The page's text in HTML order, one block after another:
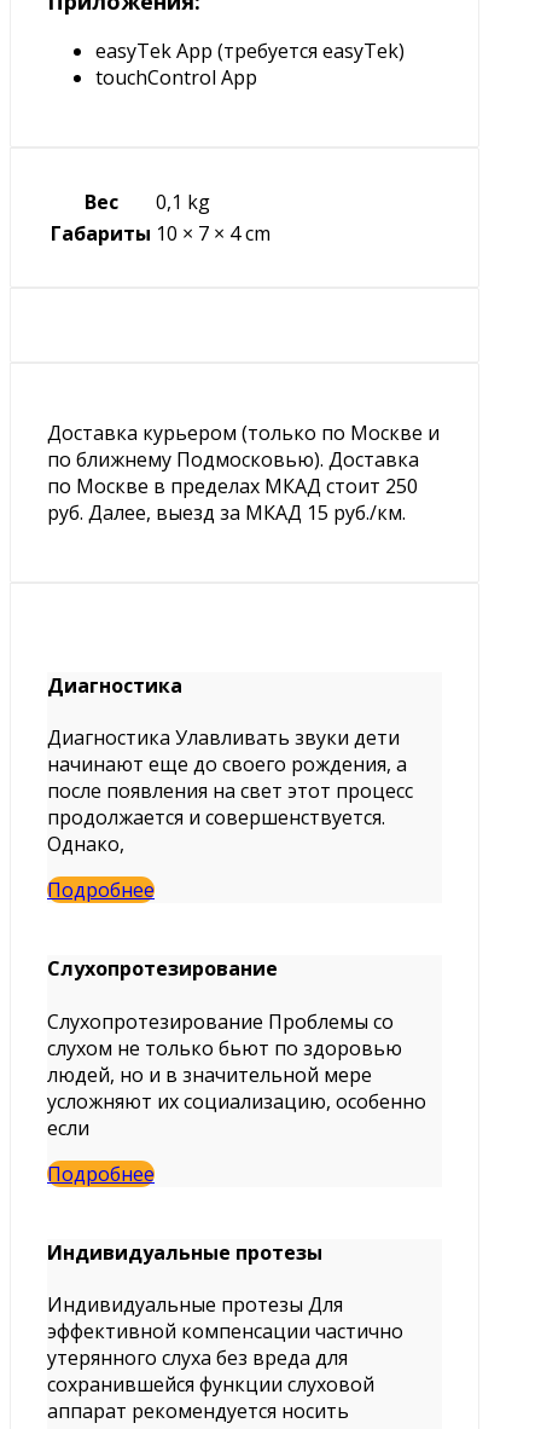
easyTek App (требуется easyTek)
touchControl App
Вес
0,1 kg
Габариты 10 × 7 × 4 cm
Доставка курьером (только по Москве и
по ближнему Подмосковью). Доставка
по Москве в пределах МКАД стоит 250
руб. Далее, выезд за МКАД 15 руб./км.
Диагностика
Диагностика Улавливать звуки дети
начинают еще до своего рождения, а
после появления на свет этот процесс
продолжается и совершенствуется.
Однако,
Подробнее
Слухопротезирование
Слухопротезирование Проблемы со
слухом не только бьют по здоровью
людей, но и в значительной мере
усложняют их социализацию, особенно
если
Подробнее
Индивидуальные протезы
Индивидуальные протезы Для
эффективной компенсации частично
утерянного слуха без вреда для
сохранившейся функции слуховой
аппарат рекомендуется носить